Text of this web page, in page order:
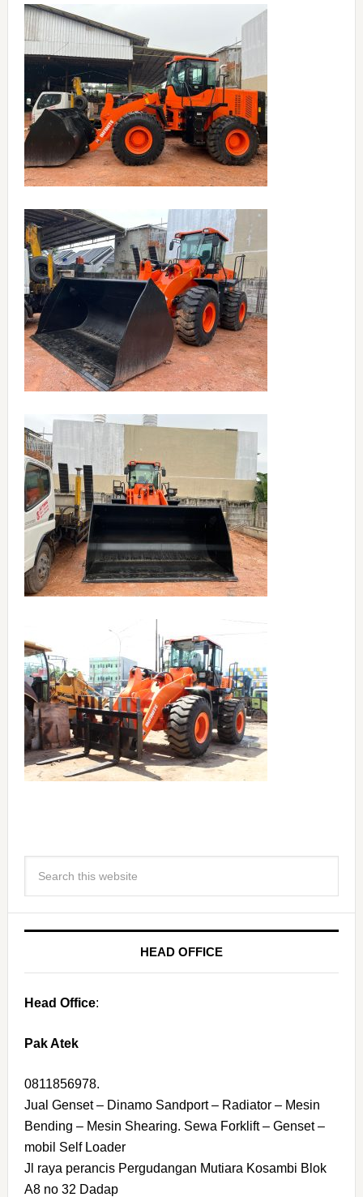
HEAD OFFICE
Head Office:
Pak Atek
0811856978.
Jual Genset – Dinamo Sandport – Radiator – Mesin
Bending – Mesin Shearing. Sewa Forklift – Genset –
mobil Self Loader
Jl raya perancis Pergudangan Mutiara Kosambi Blok
A8 no 32 Dadap